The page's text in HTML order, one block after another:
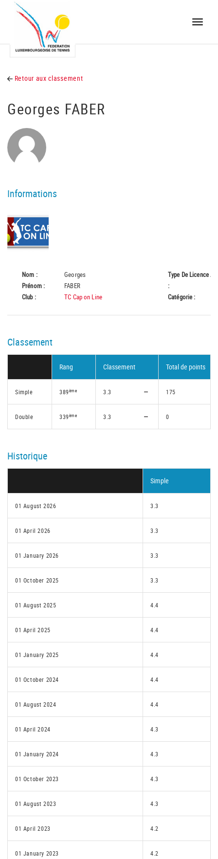
Toggle
Retour aux classement
Georges FABER
Informations
Nom :
Georges
Prénom :
FABER
Club :
TC Cap on Line
Type De Licence
:
A
Catégorie :
Classement
Rang Classement Total de points
Simple 389ème 3.3 175
Double 339ème 3.3 0
Historique
Simple
01 August 2026 3.3
01 April 2026 3.3
01 January 2026 3.3
01 October 2025 3.3
01 August 2025 4.4
01 April 2025 4.4
01 January 2025 4.4
01 October 2024 4.4
01 August 2024 4.4
01 April 2024 4.3
01 January 2024 4.3
01 October 2023 4.3
01 August 2023 4.3
01 April 2023 4.2
01 January 2023 4.2